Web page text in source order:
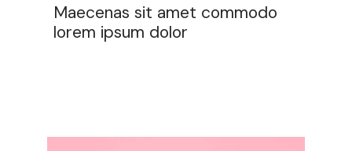
Maecenas sit amet commodo
lorem ipsum dolor